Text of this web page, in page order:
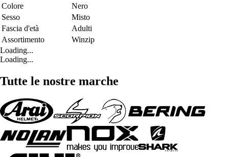
Colore
Nero
Sesso
Misto
Fascia d'età
Adulti
Assortimento
Winzip
Loading...
Loading...
Tutte le nostre marche